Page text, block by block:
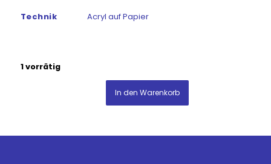
Technik Acryl auf Papier
1 vorrätig
In den Warenkorb